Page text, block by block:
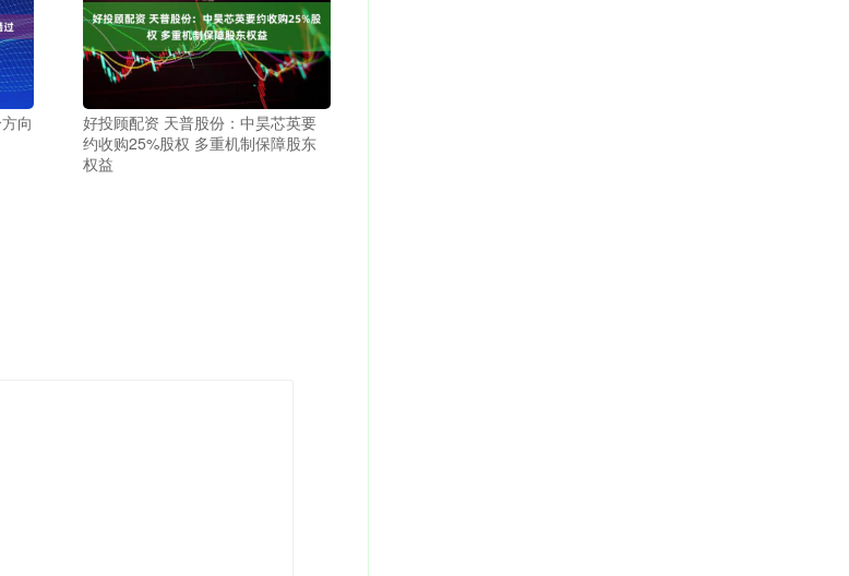
向
好投顾配资 天普股份：中昊芯英要
约收购25%股权 多重机制保障股东
权益